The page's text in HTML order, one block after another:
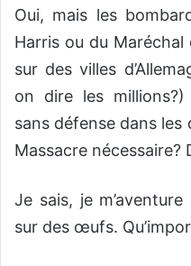
Oui, mais les
Harris ou du Maréchal
sur des villes
on dire les
sans défense dans les
Massacre nécessaire?
Je sais, je
sur des œufs.